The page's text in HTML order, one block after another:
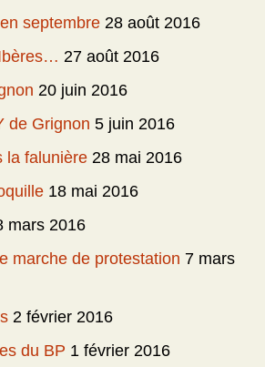
septembre 28 août 2016
27 août 2016
20 juin 2016
de Grignon 5 juin 2016
la falunière 28 mai 2016
18 mai 2016
mars 2016
marche de protestation 7 mars
2 février 2016
du BP 1 février 2016